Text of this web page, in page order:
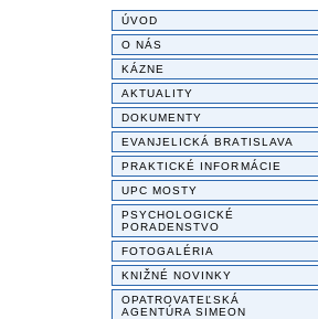
ÚVOD
O NÁS
KÁZNE
AKTUALITY
DOKUMENTY
EVANJELICKÁ BRATISLAVA
PRAKTICKÉ INFORMÁCIE
UPC MOSTY
PSYCHOLOGICKÉ
PORADENSTVO
FOTOGALÉRIA
KNIŽNÉ NOVINKY
OPATROVATEĽSKÁ
AGENTÚRA SIMEON